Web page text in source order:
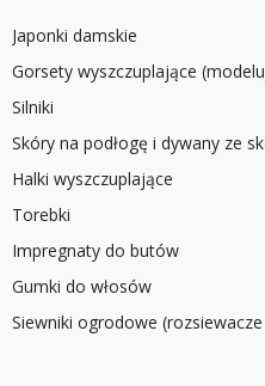
Japonki damskie
Gorsety wyszczuplające
Silniki
Skóry na podłogę i dywany ze
Halki wyszczuplające
Torebki
Impregnaty do butów
Gumki do włosów
Siewniki ogrodowe